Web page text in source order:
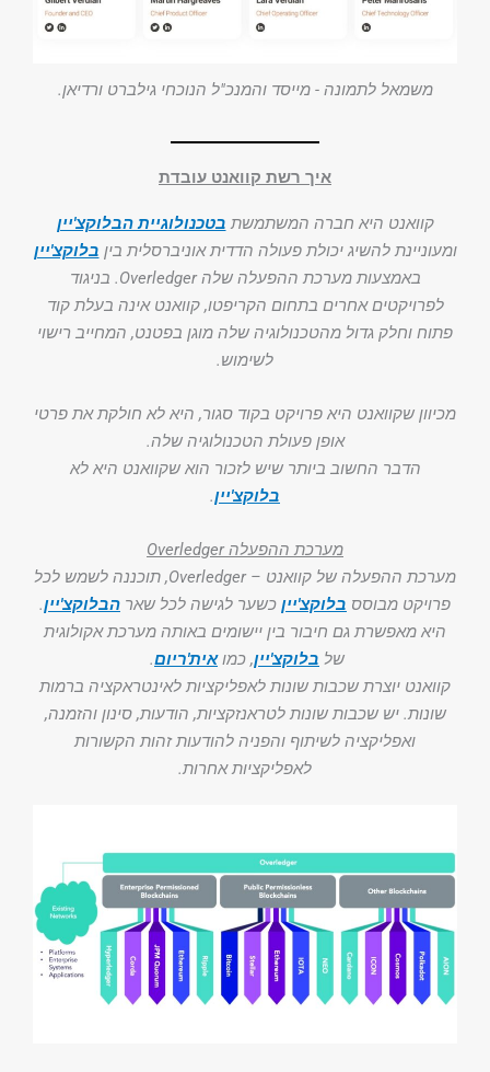
משמאל לתמונה - מייסד והמנכ"ל הנוכחי גילברט ורדיאן.
איך רשת קוואנט עובדת
קוואנט היא חברה המשתמשת בטכנולוגיית הבלוקצ'יין
ומעוניינת להשיג יכולת פעולה הדדית אוניברסלית בין בלוקצ'יין
באמצעות מערכת ההפעלה שלה Overledger. בניגוד
לפרויקטים אחרים בתחום הקריפטו, קוואנט אינה בעלת קוד
פתוח וחלק גדול מהטכנולוגיה שלה מוגן בפטנט, המחייב רישוי
לשימוש.
מכיוון שקוואנט היא פרויקט בקוד סגור, היא לא חולקת את פרטי
אופן פעולת הטכנולוגיה שלה.
הדבר החשוב ביותר שיש לזכור הוא שקוואנט היא לא
בלוקצ'יין.
מערכת ההפעלה Overledger
מערכת ההפעלה של קוואנט – Overledger, תוכננה לשמש לכל
פרויקט מבוסס בלוקצ'יין כשער לגישה לכל שאר הבלוקצ'יין.
היא מאפשרת גם חיבור בין יישומים באותה מערכת אקולוגית
של בלוקצ'יין, כמואית'ריום.
קוואנט יוצרת שכבות שונות לאפליקציות לאינטראקציה ברמות
שונות. יש שכבות שונות לטראנזקציות, הודעות, סינון והזמנה,
ואפליקציה לשיתוף והפניה להודעות זהות הקשורות
לאפליקציות אחרות.